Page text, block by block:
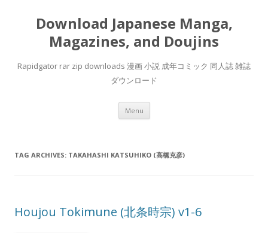
Download Japanese Manga,
Magazines, and Doujins
Rapidgator rar zip downloads 漫画 小説 成年コミック 同人誌 雑誌
ダウンロード
Menu Skip
content
TAG ARCHIVES: TAKAHASHI KATSUHIKO (高橋克彦)
Houjou Tokimune (北条時宗) v1-6